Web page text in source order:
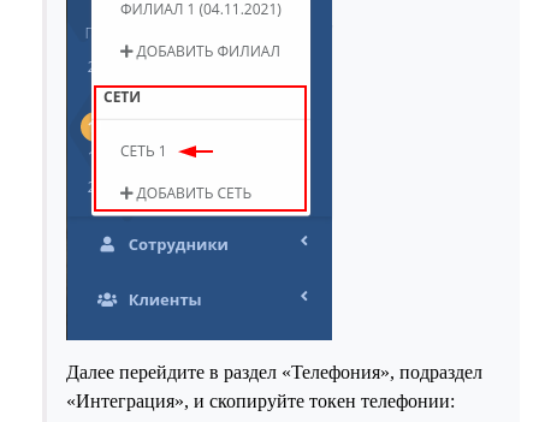
Далее перейдите в раздел «Телефония», подраздел
«Интеграция», и скопируйте токен телефонии: